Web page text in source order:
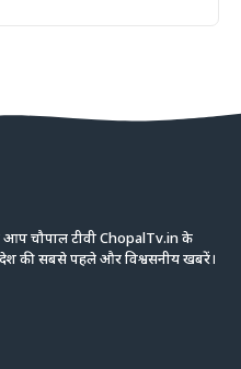
आप चौपाल टीवी ChopalTv.in के
की सबसे पहले और विश्वसनीय खबरें।